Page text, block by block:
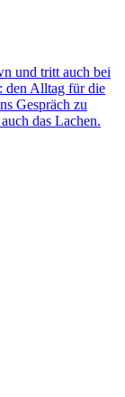
und tritt auch bei
den Alltag für die
Gespräch zu
das Lachen.